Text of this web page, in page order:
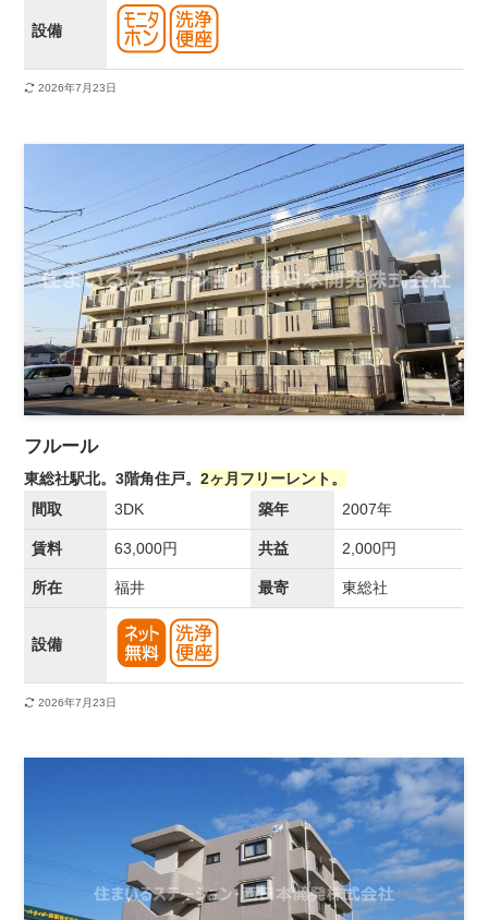
設備
2026年7月23日
フルール
東総社駅北。3階角住戸。2ヶ月フリーレント。
間取
3DK 築年 2007年
賃料 63,000円 共益 2,000円
所在 福井 最寄 東総社
設備
2026年7月23日